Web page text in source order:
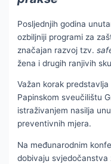
Posljednjih godina
ozbiljniji programi za
značajan razvoj tzv.
žena i drugih ranjivih
Važan korak
Papinskom sveučilištu
istraživanjem nasilja
preventivnih mjera.
Na međunarodnim
dobivaju